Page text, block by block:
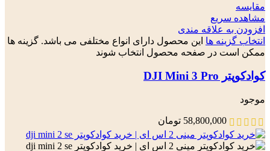
مقایسه
مشاهده سریع
افزودن به علاقه مندی
انتخاب گزینه ها این محصول دارای انواع مختلفی می باشد. گزینه ها
ممکن است در صفحه محصول انتخاب شوند
کوادکوپتر DJI Mini 3 Pro
موجود
58,800,000 تومان